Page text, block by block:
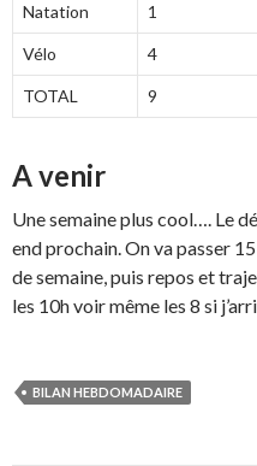
Natation 1
Vélo 4
TOTAL 9
A venir
Une semaine plus cool…. Le
end prochain. On va passer
de semaine, puis repos et
les 10h voir même les 8 si
BILAN HEBDOMADAIRE